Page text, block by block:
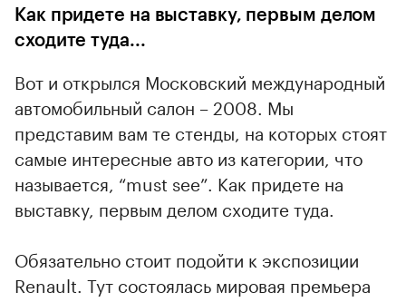
Как придете на выставку, первым делом
сходите туда...
Вот и открылся Московский международный
автомобильный салон – 2008. Мы
представим вам те стенды, на которых стоят
самые интересные авто из категории, что
называется, “must see”. Как придете на
выставку, первым делом сходите туда.
Обязательно стоит подойти к экспозиции
Renault. Тут состоялась мировая премьера